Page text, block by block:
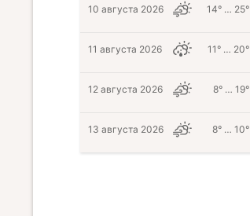
10 августа 2026 14° … 25°
11 августа 2026 11° … 20°
12 августа 2026 8° … 19°
13 августа 2026 8° … 10°